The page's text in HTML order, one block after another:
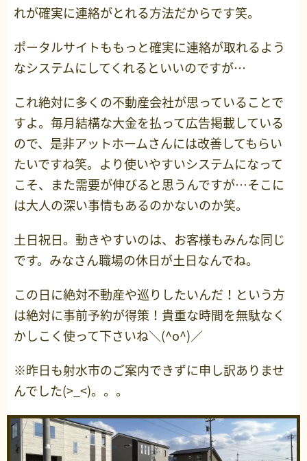
れが確実に連絡がとれる方法だからです笑。
ポータルサイトももっと確実に連絡が取れるよう
なシステムにしてくれるといいのですが…
これ絶対に多くの不動産会社が思っていることで
すよ。毎月結構な大金を払って広告掲載している
ので、是非アットホームさんには改善してもらい
たいですね笑。より使いやすいシステムになって
こそ、また需要が伸びると思うんですが…そこに
は大人の深い事情もあるのかないのか笑。
土日祝日。動きやすいのは、お客様もみんな同じ
です。みなさん職場の休日が土日なんでね。
この日に絶対不動産や巡りしたいんだ！という方
は絶対に事前予約が得策！貴重な時間を無駄なく
かしこく使って下さいね＼(^o^)／
※昨日も射水市のご案内できずに申し訳ありませ
んでした(>_<)。。。